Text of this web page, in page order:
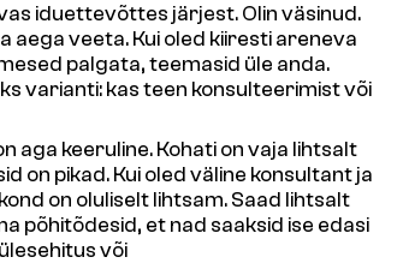
iduettevõttes järjest. Olin väsinud.
veeta. Kui oled kiiresti areneva
palgata, teemasid üle anda.
varianti: kas teen konsulteerimist või
aga keeruline. Kohati on vaja lihtsalt
on pikad. Kui oled väline konsultant ja
on oluliselt lihtsam. Saad lihtsalt
põhitõdesid, et nad saaksid ise edasi
või